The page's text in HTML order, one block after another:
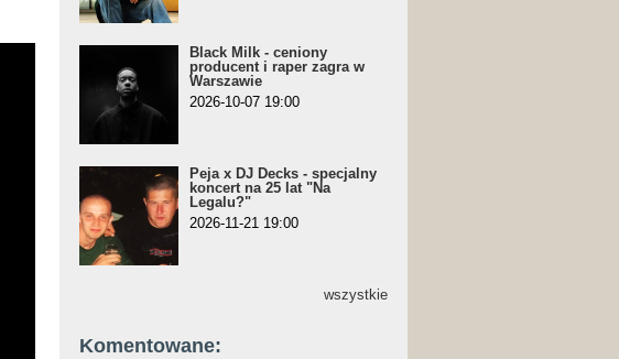
Black Milk - ceniony
producent i raper zagra w
Warszawie
2026-10-07 19:00
Peja x DJ Decks - specjalny
koncert na 25 lat "Na
Legalu?"
2026-11-21 19:00
wszystkie
Komentowane: